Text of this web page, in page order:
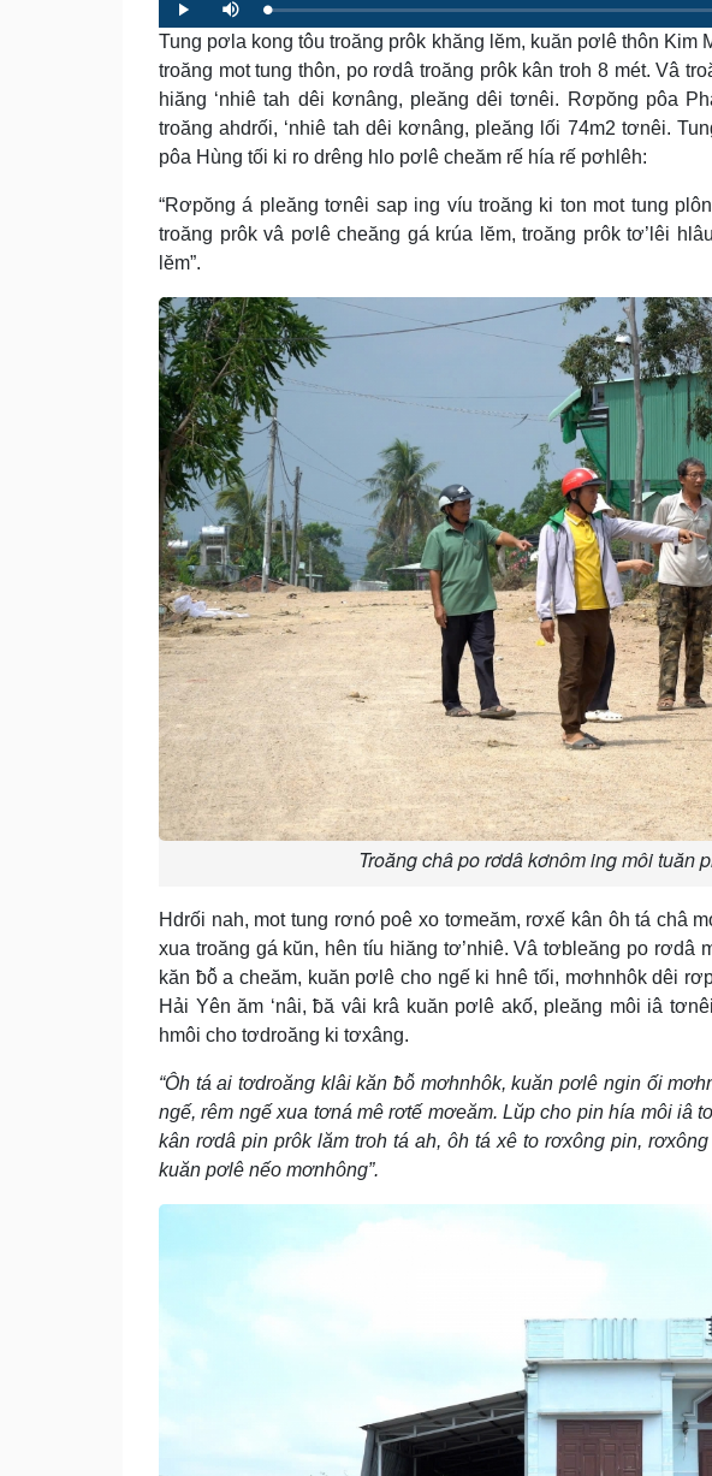
Play Mute Loaded:
0%
Progress:
0%
Tung pơla kong tôu troăng prôk khăng lĕm, kuăn pơlê thôn Kim
troăng mot tung thôn, po rơdâ troăng prôk kân troh 8 mét. Vâ
hiăng ‘nhiê tah dêi kơnâng, pleăng dêi tơnêi. Rơpŏng pôa
troăng ahdrối, ‘nhiê tah dêi kơnâng, pleăng lối 74m2 tơnêi.
pôa Hùng tối ki ro drêng hlo pơlê cheăm rế hía rế pơhlêh:
“Rơpŏng á pleăng tơnêi sap ing víu troăng ki ton mot tung
troăng prôk vâ pơlê cheăng gá krúa lĕm, troăng prôk tơ’lêi
lĕm”.
Troăng châ po rơdâ kơnôm ing môi tuăn
Hdrối nah, mot tung rơnó poê xo tơmeăm, rơxế kân ôh tá châ
xua troăng gá kŭn, hên tíu hiăng tơ’nhiê. Vâ tơbleăng po rơdâ
kăn ƀô̆ a cheăm, kuăn pơlê cho ngế ki hnê tối, mơhnhôk dêi
Hải Yên ăm ‘nâi, ƀă vâi krâ kuăn pơlê akố, pleăng môi iâ
hmôi cho tơdroăng ki tơxâng.
“Ôh tá ai tơdroăng klâi kăn ƀô̆ mơhnhôk, kuăn pơlê ngin ối
ngế, rêm ngế xua tơná mê rơtế mơeăm. Lŭp cho pin hía môi iâ
kân rơdâ pin prôk lăm troh tá ah, ôh tá xê to rơxông pin,
kuăn pơlê nếo mơnhông”.